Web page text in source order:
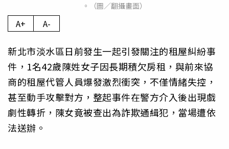
。（圖／翻攝畫面）
A+ A-
新北市淡水區日前發生一起引發關注的租屋糾紛事
件，1名42歲陳姓女子因長期積欠房租，與前來協
商的租屋代管人員爆發激烈衝突，不僅情緒失控，
甚至動手攻擊對方，整起事件在警方介入後出現戲
劇性轉折，陳女竟被查出為詐欺通緝犯，當場遭依
法送辦。